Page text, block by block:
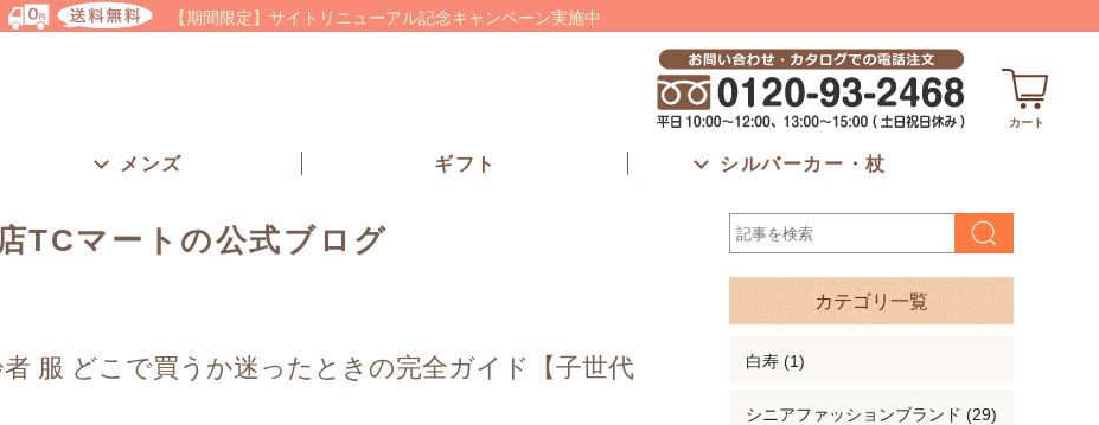
【期間限定】サイトリニューアル記念キャンペーン実施中
カート
メンズ ギフト シルバーカー・杖
TCマートの公式ブログ
服 どこで買うか迷ったときの完全ガイド【子世代
カテゴリ一覧
白寿 (1)
シニアファッションブランド (29)